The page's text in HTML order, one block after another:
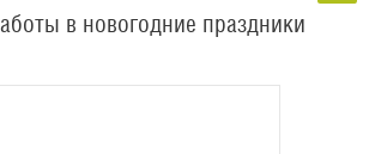
в новогодние праздники